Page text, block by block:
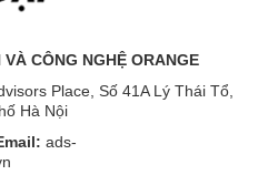
CÔNG NGHỆ ORANGE
Place, Số 41A Lý Thái Tổ,
Hà Nội
ads-